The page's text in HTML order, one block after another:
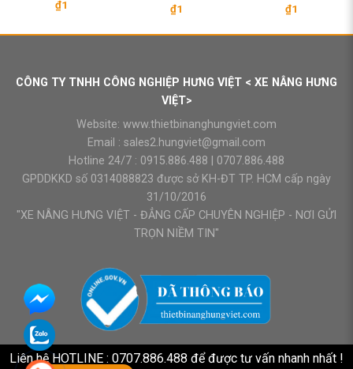
₫1 ₫1 ₫1
CÔNG TY TNHH CÔNG NGHIỆP HƯNG VIỆT < XE NÂNG HƯNG
VIỆT>
Website: www.thietbinanghungviet.com
Email : sales2.hungviet@gmail.com
Hotline 24/7 : 0915.886.488
0707.886.488
GPDDKKD số 0314088823 được sở KH-ĐT TP. HCM cấp ngày
31/10/2016
"XE NÂNG HƯNG VIỆT - ĐẲNG CẤP CHUYÊN NGHIỆP - NƠI GỬI
TRỌN NIỀM TIN"
Liên hệ HOTLINE : 0707.886.488 để được tư vấn nhanh nhất !